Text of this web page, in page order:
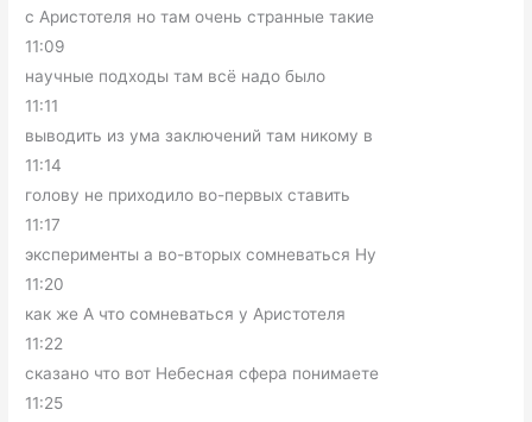
с Аристотеля но там очень странные такие
11:09
научные подходы там всё надо было
11:11
выводить из ума заключений там никому в
11:14
голову не приходило во-первых ставить
11:17
эксперименты а во-вторых сомневаться Ну
11:20
как же А что сомневаться у Аристотеля
11:22
сказано что вот Небесная сфера понимаете
11:25